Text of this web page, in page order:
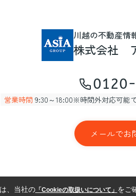
川越の不動産情
株式会社
営業時間 9:30～18:00※時間外対応可能
メールでお
、当社の「Cookieの取扱いについて」 をご